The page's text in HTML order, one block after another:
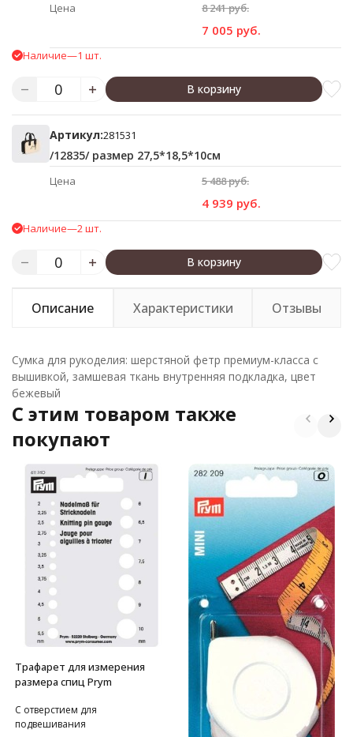
Цена 8 241 руб.
7 005 руб.
Наличие—1 шт.
В корзину
Артикул:281531
/12835/ размер 27,5*18,5*10см
Цена 5 488 руб.
4 939 руб.
Наличие—2 шт.
В корзину
Описание Характеристики Отзывы
Сумка для рукоделия: шерстяной фетр премиум-класса с
вышивкой, замшевая ткань внутренняя подкладка, цвет
бежевый
C этим товаром также
покупают
Трафарет для измерения
размера спиц Prym
С отверстием для
подвешивания